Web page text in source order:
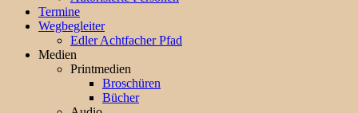
Termine
Wegbegleiter
Edler Achtfacher Pfad
Medien
Printmedien
Broschüren
Bücher